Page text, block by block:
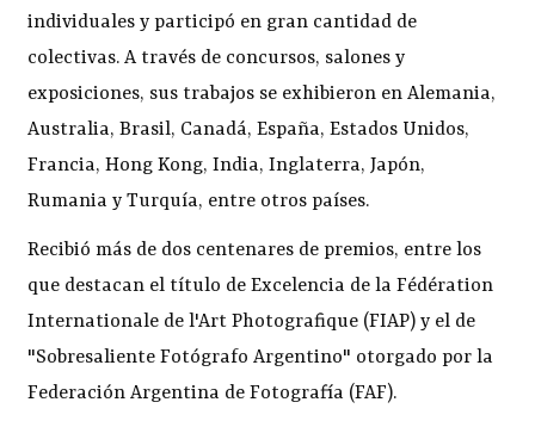
individuales y participó en gran cantidad de
colectivas. A través de concursos, salones y
exposiciones, sus trabajos se exhibieron en Alemania,
Australia, Brasil, Canadá, España, Estados Unidos,
Francia, Hong Kong, India, Inglaterra, Japón,
Rumania y Turquía, entre otros países.
Recibió más de dos centenares de premios, entre los
que destacan el título de Excelencia de la Fédération
Internationale de l'Art Photografique (FIAP) y el de
"Sobresaliente Fotógrafo Argentino" otorgado por la
Federación Argentina de Fotografía (FAF).